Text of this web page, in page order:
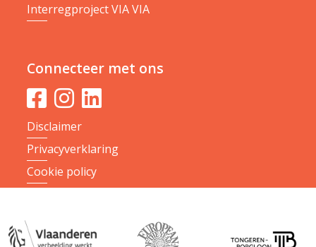
Interregproject VIA VIA
Connecteer met ons
Disclaimer
Privacyverklaring
Cookie policy